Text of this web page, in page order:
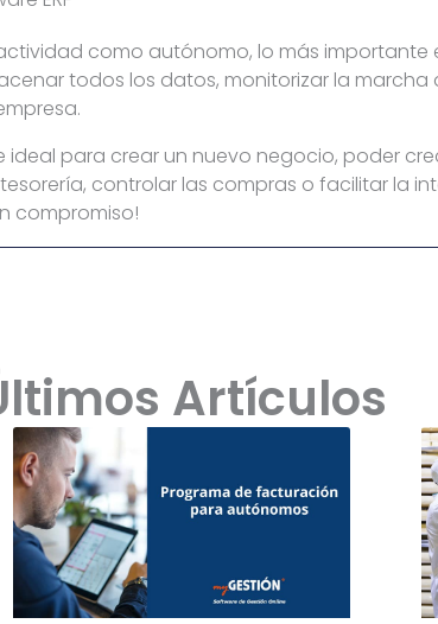
como autónomo, lo más importante
todos los datos, monitorizar la
ideal para crear un nuevo negocio, poder
controlar las compras o facilitar la
compromiso!
Artículos